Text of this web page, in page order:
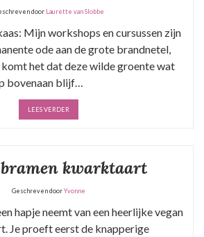
door Laurette van Slobbe
Mijn workshops en cursussen zijn
ode aan de grote brandnetel,
het dat deze wilde groente wat
bovenaan blijf…
LEES VERDER
bramen kwarktaart
Geschreven doorYvonne
hapje neemt van een heerlijke vegan
Je proeft eerst de knapperige